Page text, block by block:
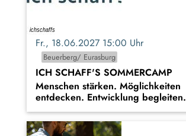
Fr., 18.06.2027 15:00 Uhr
Beuerberg/ Eurasburg
ICH SCHAFF'S SOMMERCAMP
Menschen stärken. Möglichkeiten
entdecken. Entwicklung begleiten.